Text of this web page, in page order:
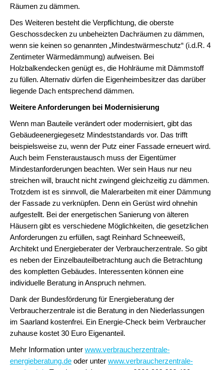
Räumen zu dämmen.
Des Weiteren besteht die Verpflichtung, die oberste
Geschossdecken zu unbeheizten Dachräumen zu dämmen,
wenn sie keinen so genannten „Mindestwärmeschutz“ (i.d.R. 4
Zentimeter Wärmedämmung) aufweisen. Bei
Holzbalkendecken genügt es, die Hohlräume mit Dämmstoff
zu füllen. Alternativ dürfen die Eigenheimbesitzer das darüber
liegende Dach entsprechend dämmen.
Weitere Anforderungen bei Modernisierung
Wenn man Bauteile verändert oder modernisiert, gibt das
Gebäudeenergiegesetz Mindeststandards vor. Das trifft
beispielsweise zu, wenn der Putz einer Fassade erneuert wird.
Auch beim Fensteraustausch muss der Eigentümer
Mindestanforderungen beachten. Wer sein Haus nur neu
streichen will, braucht nicht zwingend gleichzeitig zu dämmen.
Trotzdem ist es sinnvoll, die Malerarbeiten mit einer Dämmung
der Fassade zu verknüpfen. Denn ein Gerüst wird ohnehin
aufgestellt. Bei der energetischen Sanierung von älteren
Häusern gibt es verschiedene Möglichkeiten, die gesetzlichen
Anforderungen zu erfüllen, sagt Reinhard Schneeweiß,
Architekt und Energieberater der Verbraucherzentrale. So gibt
es neben der Einzelbauteilbetrachtung auch die Betrachtung
des kompletten Gebäudes. Interessenten können eine
individuelle Beratung in Anspruch nehmen.
Dank der Bundesförderung für Energieberatung der
Verbraucherzentrale ist die Beratung in den Niederlassungen
im Saarland kostenfrei. Ein Energie-Check beim Verbraucher
zuhause kostet 30 Euro Eigenanteil.
Mehr Information unter www.verbraucherzentrale-
energieberatung.de oder unter www.verbraucherzentrale-